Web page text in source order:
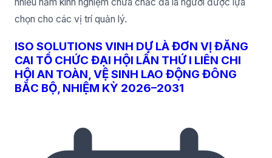
nhiều năm kinh nghiệm chưa chắc đã là người được lựa
chọn cho các vị trí quản lý.
ISO SOLUTIONS VINH DỰ LÀ ĐƠN VỊ ĐĂNG
CAI TỔ CHỨC ĐẠI HỘI LẦN THỨ I LIÊN CHI
HỘI AN TOÀN, VỆ SINH LAO ĐỘNG ĐÔNG
BẮC BỘ, NHIỆM KỲ 2026–2031